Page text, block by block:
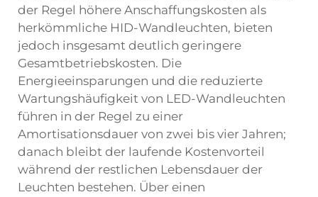
der Regel höhere Anschaffungskosten als
herkömmliche HID-Wandleuchten, bieten
jedoch insgesamt deutlich geringere
Gesamtbetriebskosten. Die
Energieeinsparungen und die reduzierte
Wartungshäufigkeit von LED-Wandleuchten
führen in der Regel zu einer
Amortisationsdauer von zwei bis vier Jahren;
danach bleibt der laufende Kostenvorteil
während der restlichen Lebensdauer der
Leuchten bestehen. Über einen